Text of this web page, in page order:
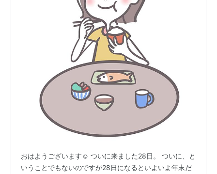
おはようございます☺ ついに来ました28日。 ついに、と
いうことでもないのですが28日になるといよいよ年末だ